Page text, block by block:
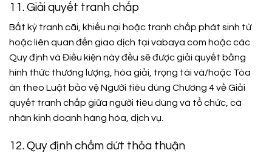
11. Giải quyết tranh chấp
Bất kỳ tranh cãi, khiếu nại hoặc tranh chấp phát sinh từ
hoặc liên quan đến giao dịch tại vabaya.com hoặc các
Quy định và Điều kiện này đều sẽ được giải quyết bằng
hình thức thương lượng, hòa giải, trọng tài và/hoặc Tòa
án theo Luật bảo vệ Người tiêu dùng Chương 4 về Giải
quyết tranh chấp giữa người tiêu dùng và tổ chức, cá
nhân kinh doanh hàng hóa, dịch vụ.
12. Quy định chấm dứt thỏa thuận